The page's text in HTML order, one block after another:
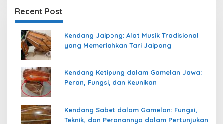
Recent Post
Kendang Jaipong: Alat Musik Tradisional
yang Memeriahkan Tari Jaipong
Kendang Ketipung dalam Gamelan Jawa:
Peran, Fungsi, dan Keunikan
Kendang Sabet dalam Gamelan: Fungsi,
Teknik, dan Peranannya dalam Pertunjukan